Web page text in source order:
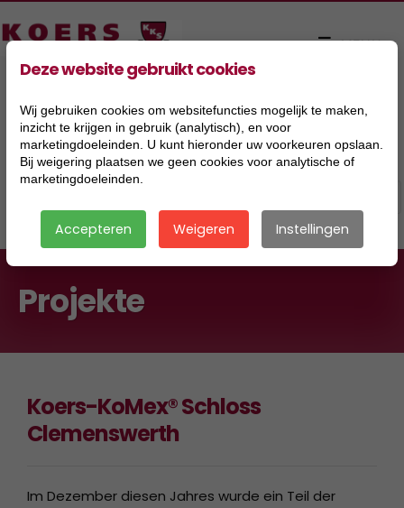
Projekte
Koers-KoMex® Schloss
Clemenswerth
Im Dezember diesen Jahres wurde ein Teil der
Deze website gebruikt cookies
Wij gebruiken cookies om websitefuncties mogelijk te maken,
inzicht te krijgen in gebruik (analytisch), en voor
marketingdoeleinden. U kunt hieronder uw voorkeuren opslaan.
Bij weigering plaatsen we geen cookies voor analytische of
marketingdoeleinden.
Accepteren Weigeren Instellingen